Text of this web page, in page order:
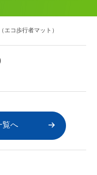
エコ歩行者マット）
覧へ